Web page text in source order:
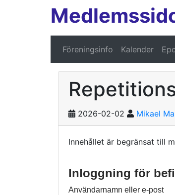
Föreningsinfo Kalender
2026-02-02 Mikael
Innehållet är begränsat till
Inloggning för
Användarnamn eller e-post